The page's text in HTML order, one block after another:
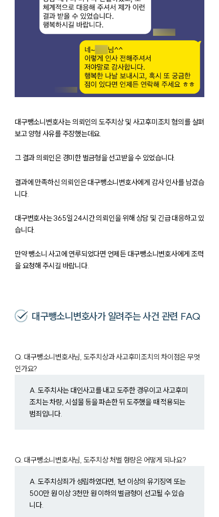
팀소개
대륜의 강점
AI대륜
업무사례
대구뺑소니변호사는 의뢰인의 도주치상 및 사고후미조치 혐의를 살펴
보고 양형 사유를 주장했는데요.
그 결과 의뢰인은 경미한 벌금형을 선고받을 수 있었습니다.
결과에 만족하신 의뢰인은 대구뺑소니변호사에게 감사 인사를 남겼습
니다.
대구변호사는 365일 24시간 의뢰인을 위해 상담 및 긴급 대응하고 있
습니다.
만약 뺑소니 사고에 연루되었다면 언제든 대구뺑소니변호사에게 조력
을 요청해 주시길 바랍니다.
대구뺑소니변호사가 알려주는 사건 관련 FAQ
Q. 대구뺑소니변호사님, 도주치상과 사고후미조치의 차이점은 무엇
인가요?
A. 도주치사는 대인사고를 내고 도주한 경우이고 사고후미
조치는 차량, 시설물 등을 파손한 뒤 도주했을 때 적용되는
범죄입니다.
Q. 대구뺑소니변호사님, 도주치상 처벌 형량은 어떻게 되나요?
A. 도주치상죄가 성립하였다면, 1년 이상의 유기징역 또는
500만 원 이상 3천만 원 이하의 벌금형이 선고될 수 있습
니다.